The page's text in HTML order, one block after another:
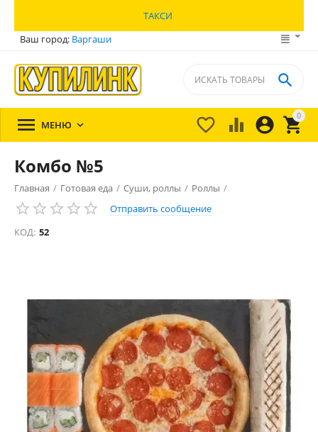
ТАКСИ
Ваш город: Варгаши
0


 

 МЕНЮ 
Комбо №5
Главная / Готовая еда / Суши, роллы / Роллы /
Отправить сообщение
КОД: 52